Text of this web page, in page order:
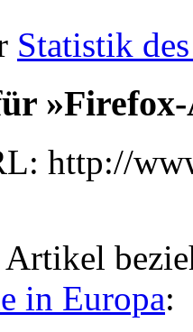
Statistik
http://
in Europa: